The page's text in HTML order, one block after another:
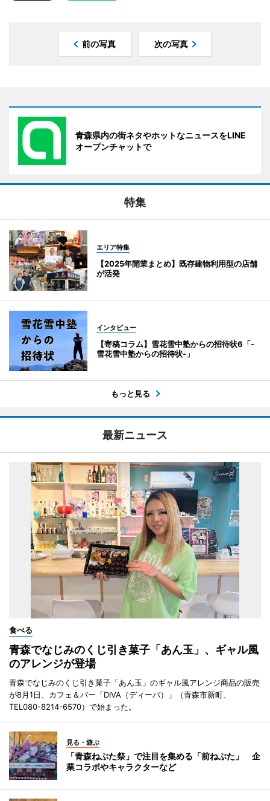
前の写真 次の写真
青森県内の街ネタやホットなニュースをLINE
オープンチャットで
特集
エリア特集
【2025年開業まとめ】既存建物利用型の店舗
が活発
インタビュー
【寄稿コラム】雪花雪中塾からの招待状6「-
雪花雪中塾からの招待状-」
もっと見る
最新ニュース
食べる
青森でなじみのくじ引き菓子「あん玉」、ギャル風
のアレンジが登場
青森でなじみのくじ引き菓子「あん玉」のギャル風アレンジ商品の販売
が8月1日、カフェ＆バー「DIVA（ディーバ）」（青森市新町、
TEL080-8214-6570）で始まった。
見る・遊ぶ
「青森ねぶた祭」で注目を集める「前ねぶた」 企
業コラボやキャラクターなど